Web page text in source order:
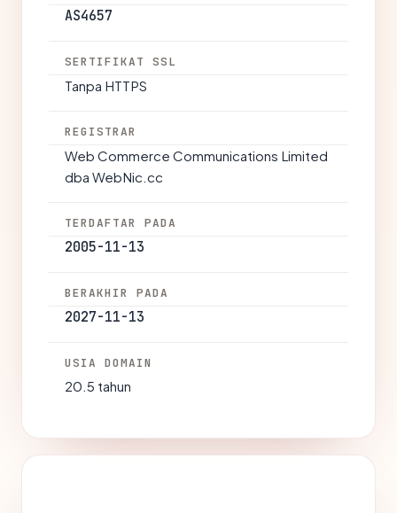
AS4657
SERTIFIKAT SSL
Tanpa HTTPS
REGISTRAR
Web Commerce Communications Limited
dba WebNic.cc
TERDAFTAR PADA
2005-11-13
BERAKHIR PADA
2027-11-13
USIA DOMAIN
20.5 tahun